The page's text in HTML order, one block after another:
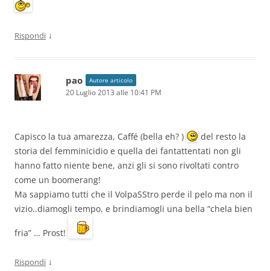
Rispondi ↓
pao Autore articolo
20 Luglio 2013 alle 10:41 PM
Capisco la tua amarezza, Caffé (bella eh? )
del resto la
storia del femminicidio e quella dei fantattentati non gli
hanno fatto niente bene, anzi gli si sono rivoltati contro
come un boomerang!
Ma sappiamo tutti che il VolpaSStro perde il pelo ma non il
vizio..diamogli tempo, e brindiamogli una bella “chela bien
fria” … Prost!
Rispondi ↓